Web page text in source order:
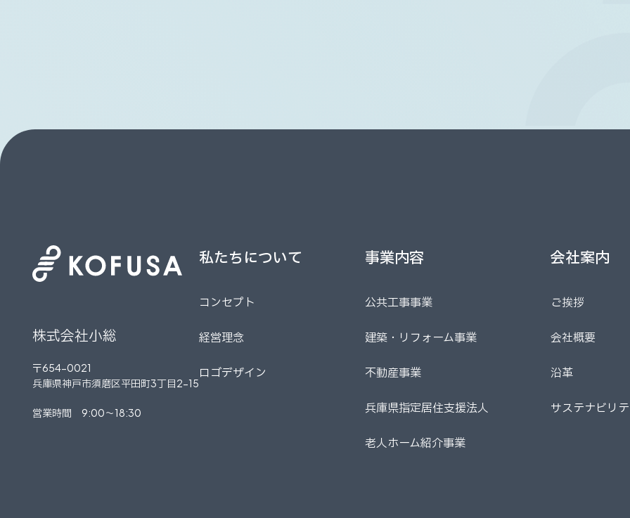
株式会社小総
〒654-0021
兵庫県神戸市須磨区平田町3丁目2-15
営業時間 9:00～18:30
私たちについて
コンセプト
経営理念
ロゴデザイン
事業内容
公共工事事業
建築・リフォーム事業
不動産事業
兵庫県指定居住支援法人
老人ホーム紹介事業
会社案内
ご挨拶
会社概要
沿革
サステナビリ